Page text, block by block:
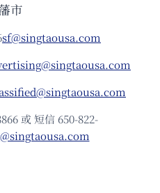
市
sf@singtaousa.com
或 短信 650-822-